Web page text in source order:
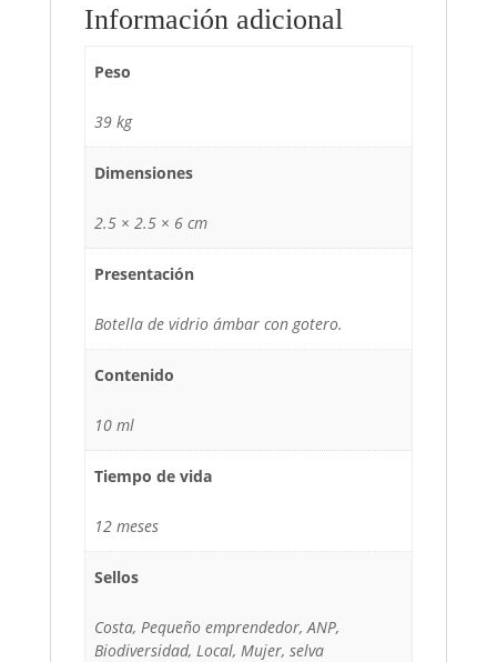
Información adicional
Peso
39 kg
Dimensiones
2.5 × 2.5 × 6 cm
Presentación
Botella de vidrio ámbar con gotero.
Contenido
10 ml
Tiempo de vida
12 meses
Sellos
Costa, Pequeño emprendedor, ANP,
Biodiversidad, Local, Mujer, selva